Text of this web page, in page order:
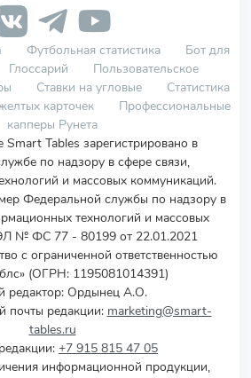
Футбольная статистика
Бот для
Глоссарий
Пользовательское
Ставки на угловые
Статистика
карточек
Профессиональные
капперы Рунета
Smart Tables зарегистрировано в
по надзору в сфере связи,
и массовых коммуникаций.
Федеральной службы по надзору в
технологий и массовых
№ ФС 77 - 80199 от 22.01.2021
с ограниченной ответственностью
(ОГРН: 1195081014391)
редактор: Ордынец А.О.
почты редакции: marketing@smart-
tables.ru
+7 915 815 47 05
информационной продукции,